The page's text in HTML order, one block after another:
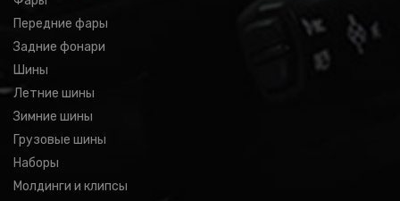
Передние фары
Задние фонари
Шины
Летние шины
Зимние шины
Грузовые шины
Наборы
Молдинги и клипсы